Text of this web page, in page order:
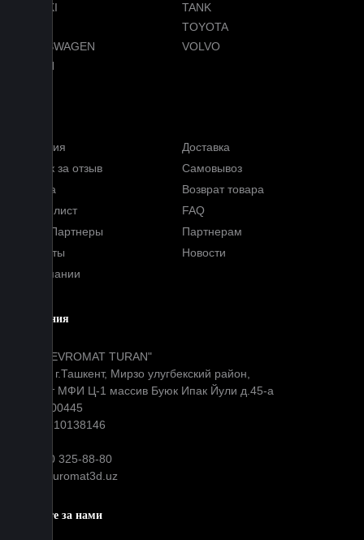
SUZUKI
TANK
TOYOTA
VOLKSWAGEN
VOLVO
VOYAH
Гарантия
Доставка
Кэшбэк за отзыв
Самовывоз
Оплата
Возврат товара
Прайс-лист
FAQ
Наши Партнеры
Партнерам
Контакты
Новости
О компании
Компания
ООО "EVROMAT TURAN"
Адрес: г.Ташкент, Мирзо улугбекский район,
Окибат МФИ Ц-1 массив Буюк Ипак Йули д.45-а
МФО: 00445
ИНН: 310138146
+99890 325-88-80
info@euromat3d.uz
Следите за нами